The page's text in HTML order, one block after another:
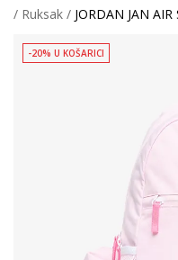
Ruksak
JORDAN JAN
-20% U KOŠARICI